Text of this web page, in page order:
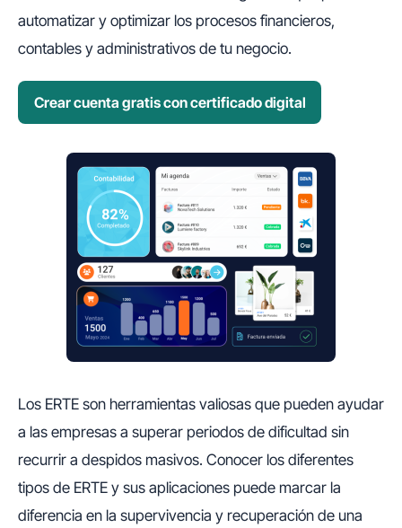
automatizar y optimizar los procesos financieros,
contables y administrativos de tu negocio.
Crear cuenta gratis con certificado digital
Los ERTE son herramientas valiosas que pueden ayudar
a las empresas a superar periodos de dificultad sin
recurrir a despidos masivos. Conocer los diferentes
tipos de ERTE y sus aplicaciones puede marcar la
diferencia en la supervivencia y recuperación de una